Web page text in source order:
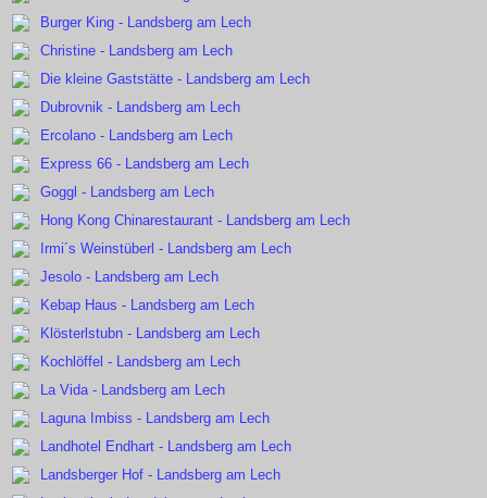
Burger King - Landsberg am Lech
Christine - Landsberg am Lech
Die kleine Gaststätte - Landsberg am Lech
Dubrovnik - Landsberg am Lech
Ercolano - Landsberg am Lech
Express 66 - Landsberg am Lech
Goggl - Landsberg am Lech
Hong Kong Chinarestaurant - Landsberg am Lech
Irmi´s Weinstüberl - Landsberg am Lech
Jesolo - Landsberg am Lech
Kebap Haus - Landsberg am Lech
Klösterlstubn - Landsberg am Lech
Kochlöffel - Landsberg am Lech
La Vida - Landsberg am Lech
Laguna Imbiss - Landsberg am Lech
Landhotel Endhart - Landsberg am Lech
Landsberger Hof - Landsberg am Lech